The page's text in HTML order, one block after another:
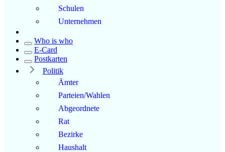
Schulen
Unternehmen
Who is who
E-Card
Postkarten
Politik
Ämter
Parteien/Wahlen
Abgeordnete
Rat
Bezirke
Haushalt